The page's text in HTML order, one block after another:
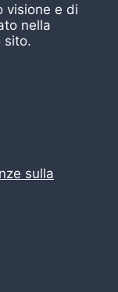
visione e di
nella
sulla